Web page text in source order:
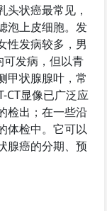
状癌最常见，
泡上皮细胞。发
性发病较多，男
发病，但以青
甲状腺腺叶，常
CT显像已广泛应
检出；在一些沿
体检中。它可以
腺癌的分期、预